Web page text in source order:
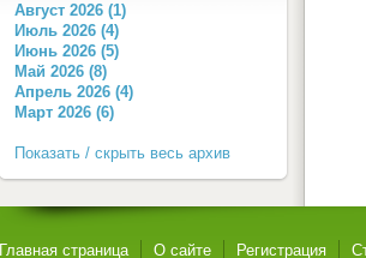
Август 2026 (1)
Июль 2026 (4)
Июнь 2026 (5)
Май 2026 (8)
Апрель 2026 (4)
Март 2026 (6)
Показать / скрыть весь архив
Главная страница О сайте Регистрация